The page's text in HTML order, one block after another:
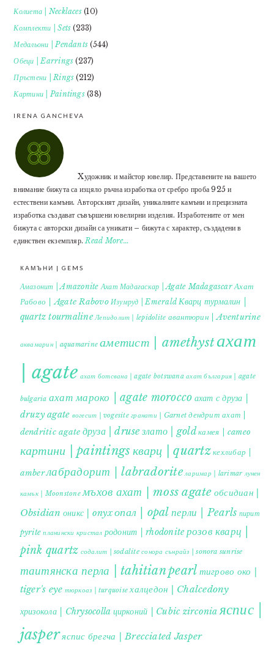
Колиета | Necklaces(10)
Комплекти | Sets (233)
Медальони | Pendants (544)
Обеци | Earrings (237)
Пръстени | Rings (212)
Картини | Paintings(38)
IRENA GANCHEVA
Xудожник и майстор ювелир. Представените на вашето
внимание бижута са изцяло ръчна изработка от сребро проба 925 и
естествени камъни. Авторският дизайн, уникалните камъни и прецизната
изработка създават съвършени ювелирни изделия. Изработените от мен
бижута с авторски дизайн са уникати – бижута с характер, създадени в
единствен екземпляр.Read More…
КАМЪНИ | GEMS
Амазонит | Amazonite Ахат Мадагаскар | Agate Madagascar Ахат
Рабово | Agate Rabovo Изумруд | Emerald Кварц турмалин |
quartz tourmaline Лепидолит | lepidolite авантюрин | Aventurine
аквамарин | aquamarine аметист | amethystахат
| agate ахат ботсвана | agate botswana ахат българия | agate
bulgaria ахат мароко | agate morocco ахат с друза |
druzy agate вогесит | vogesite гранати | Garnet дендрит ахат |
dendritic agate друза | druse злато | gold камея | cameo
картини | paintings кварц | quartzкехлибар |
amberлабрадорит | labradorite ларимар | larimar лунен
камък | Moonstone мъхов ахат | moss agate обсидиан |
Obsidian оникс | onyxопал | opal перли | Pearls пирит |
pyrite планински кристал родонит | rhodonite розов кварц |
pink quartz содалит | sodalite сонора сънрайз | sonora sunrise
таитянска перла | tahitian pearl тигрово око |
tiger's eye тюркоаз | turquoise халцедон | Chalcedony
хризокола | Chrysocolla цирконий | Cubic zirconia яспис |
jasperяспис брегча | Brecciated Jasper